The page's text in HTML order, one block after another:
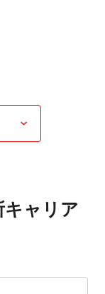
ャリア